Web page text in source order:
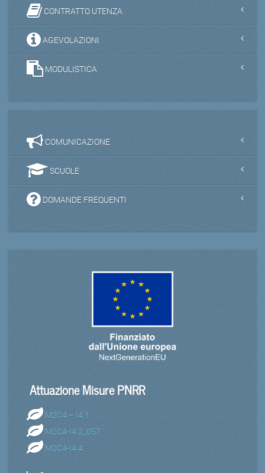
CONTRATTO UTENZA
AGEVOLAZIONI
MODULISTICA
COMUNICAZIONE
SCUOLE
DOMANDE FREQUENTI
Attuazione Misure PNRR
M2C4 – I4.1
M2C4-I4.2_057
M2C4-I4.4